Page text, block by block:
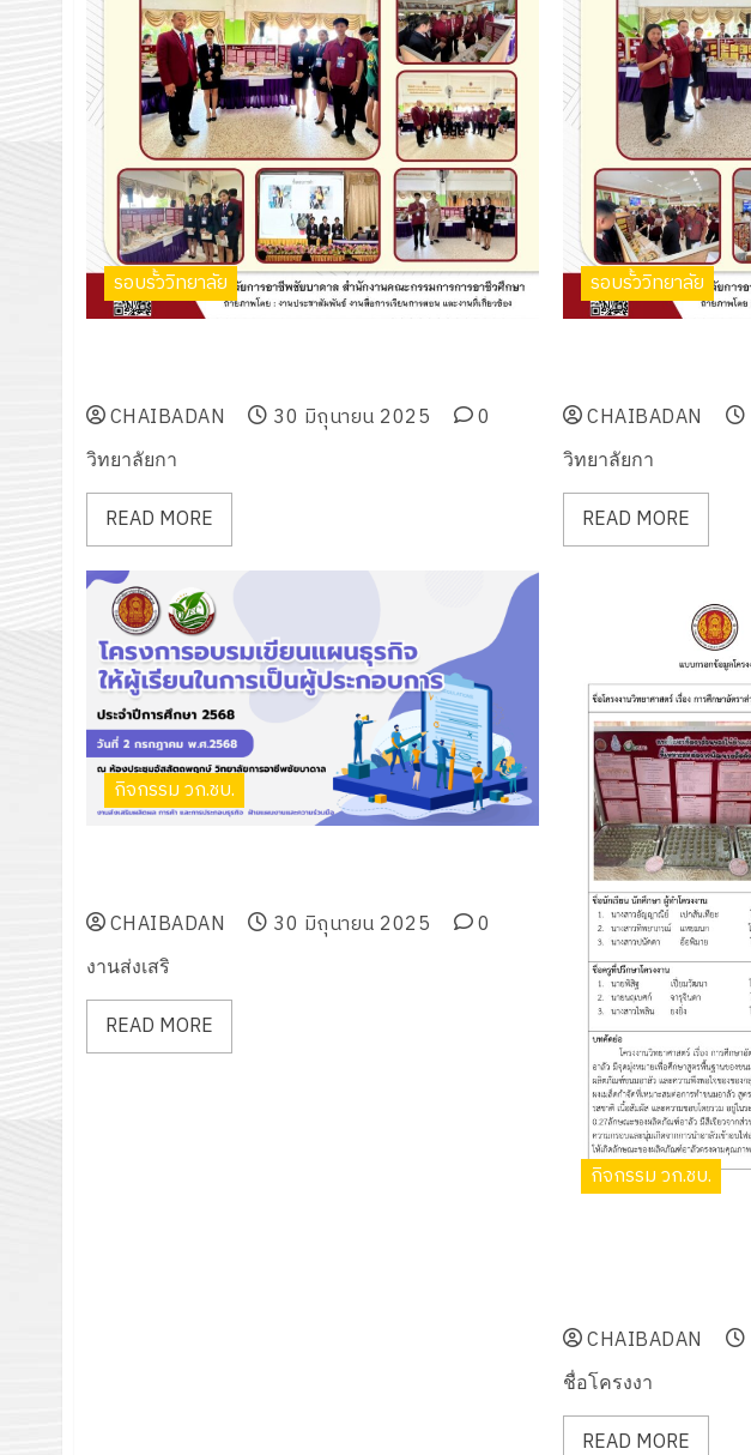
รอบรั้ววิทยาลัย
CHAIBADAN
30 มิถุนายน 2025 0
วิทยาลัยกา
READ MORE
รอบรั้ววิทยาลัย
CHAIBADAN
วิทยาลัยกา
READ MORE
กิจกรรม วก.ชบ.
CHAIBADAN
30 มิถุนายน 2025 0
งานส่งเสริ
READ MORE
กิจกรรม วก.ชบ.
CHAIBADAN
ชื่อโครงงา
READ MORE